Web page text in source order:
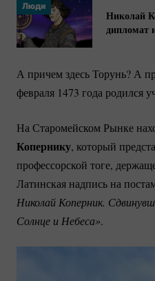
Люди
Николай
дипломат
А причем здесь Торунь? А
февраля 1473 года родился
На Старомейском Рынке
Копернику, который
профессорской тоге,
Латинская надпись на
Николай Коперник.
Солнце и Небеса».